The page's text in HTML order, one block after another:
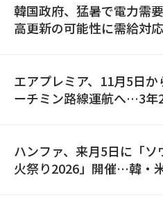
韓国政府、猛暑で電力需
高更新の可能性に需給対
エアプレミア、11月5日か
ーチミン路線運航へ…3年
ハンファ、来月5日に「ソ
火祭り2026」開催…韓・